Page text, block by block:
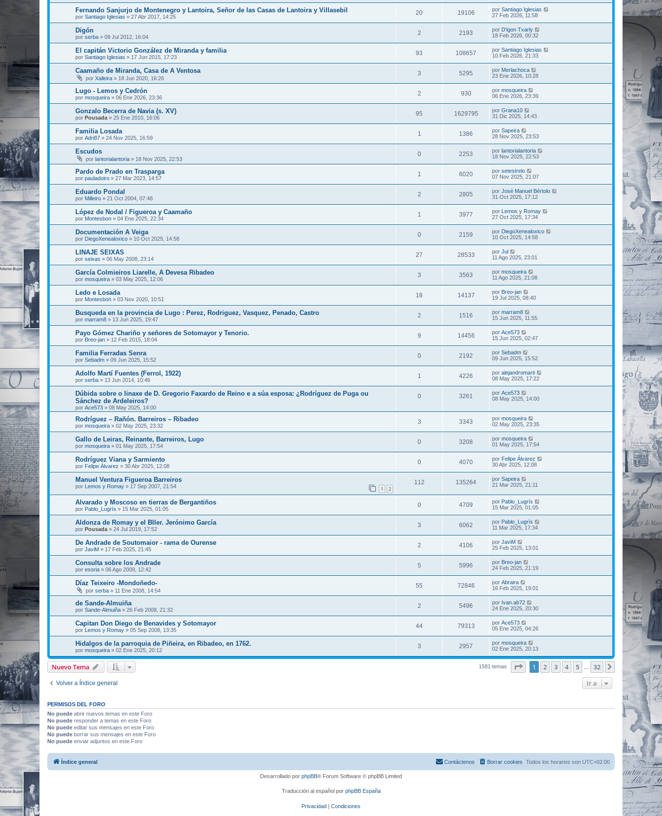
Fernando Sanjurjo de Montenegro y Lantoira, Señor de las Casas de Lantoira y Villasebil
por Santiago Iglesias » 27 Abr 2017, 14:25
20 19106 por Santiago Iglesias
27 Feb 2026, 11:58
Digón
por serba » 09 Jul 2012, 16:04
2 2193 por D'igon Txarly
18 Feb 2026, 00:32
El capitán Victorio González de Miranda y familia
por Santiago Iglesias » 17 Jun 2015, 17:23
93 108657 por Santiago Iglesias
10 Feb 2026, 21:33
Caamaño de Miranda, Casa de A Ventosa
por Xalleira » 18 Jun 2020, 16:26
3 5295 por Merlachoca
23 Ene 2026, 10:28
Lugo - Lemos y Cedrón
por mosqueira » 06 Ene 2026, 23:36
2 930 por mosqueira
06 Ene 2026, 23:39
Gonzalo Becerra de Navia (s. XV)
por Pousada » 25 Ene 2010, 16:06
95 1629795 por Grana10
31 Dic 2025, 14:43
Familia Losada
por Adri87 » 24 Nov 2025, 16:59
1 1386 por Sapeira
28 Nov 2025, 23:53
Escudos
por lantorialantoria » 18 Nov 2025, 22:53
0 2253 por lantorialantoria
18 Nov 2025, 22:53
Pardo de Prado en Trasparga
por pauladoiro » 27 Mar 2023, 14:57
1 6020 por setestrelo
07 Nov 2025, 21:07
Eduardo Pondal
por Milleiro » 21 Oct 2004, 07:48
2 2805 por José Manuel Bértolo
31 Oct 2025, 17:12
López de Nodal / Figueroa y Caamaño
por Montesbon » 04 Ene 2025, 22:34
1 3977 por Lemos y Romay
27 Oct 2025, 17:34
Documentación A Veiga
por DiegoXenealoxico » 10 Oct 2025, 14:58
0 2159 por DiegoXenealoxico
10 Oct 2025, 14:58
LINAJE SEIXAS
por seixas » 06 May 2008, 23:14
27 28533 por Jul
11 Ago 2025, 23:01
García Colmieiros Liarelle, A Devesa Ribadeo
por mosqueira » 03 May 2025, 12:06
3 3563 por mosqueira
11 Ago 2025, 21:08
Ledo e Losada
por Montesbon » 03 Nov 2020, 10:51
18 14137 por Breo-jan
19 Jul 2025, 08:40
Busqueda en la provincia de Lugo : Perez, Rodriguez, Vasquez, Penado, Castro
por marram8 » 13 Jun 2025, 19:47
2 1516 por marram8
15 Jun 2025, 11:55
Payo Gómez Chariño y señores de Sotomayor y Tenorio.
por Breo-jan » 12 Feb 2015, 18:04
9 14456 por Ace573
15 Jun 2025, 02:47
Familia Ferradas Senra
por Sebadm » 09 Jun 2025, 15:52
0 2192 por Sebadm
09 Jun 2025, 15:52
Adolfo Martí Fuentes (Ferrol, 1922)
por serba » 13 Jun 2014, 10:46
1 4226 por alejandromarti
08 May 2025, 17:22
Dúbida sobre o linaxe de D. Gregorio Faxardo de Reino e a súa esposa: ¿Rodríguez de Puga ou
Sánchez de Ardeleiros?
por Ace573 » 08 May 2025, 14:00
0 3261 por Ace573
08 May 2025, 14:00
Rodríguez – Rañón. Barreiros – Ribadeo
por mosqueira » 02 May 2025, 23:32
3 3343 por mosqueira
02 May 2025, 23:35
Gallo de Leiras, Reinante, Barreiros, Lugo
por mosqueira » 01 May 2025, 17:54
0 3208 por mosqueira
01 May 2025, 17:54
Rodríguez Viana y Sarmiento
por Felipe Álvarez » 30 Abr 2025, 12:08
0 4070 por Felipe Álvarez
30 Abr 2025, 12:08
Manuel Ventura Figueroa Barreiros
por Lemos y Romay » 17 Sep 2007, 21:54 1 2
112 135264 por Sapeira
21 Mar 2025, 21:11
Alvarado y Moscoso en tierras de Bergantiños
por Pablo_Lugrís » 15 Mar 2025, 01:05
0 4709 por Pablo_Lugrís
15 Mar 2025, 01:05
Aldonza de Romay y el Bller. Jerónimo García
por Pousada » 24 Jul 2019, 17:52
3 6062 por Pablo_Lugrís
11 Mar 2025, 17:34
De Andrade de Soutomaior - rama de Ourense
por JaviM » 17 Feb 2025, 21:45
2 4106 por JaviM
25 Feb 2025, 13:01
Consulta sobre los Andrade
por esoria » 06 Ago 2009, 12:42
5 5996 por Breo-jan
24 Feb 2025, 21:19
Díaz Teixeiro -Mondoñedo-
por serba » 11 Ene 2008, 14:54
55 72846 por Abraira
16 Feb 2025, 19:01
de Sande-Almuiña
por Sande-Almuiña » 26 Feb 2008, 21:32
2 5496 por Ivan.ab72
24 Ene 2025, 20:30
Capitan Don Diego de Benavides y Sotomayor
por Lemos y Romay » 05 Sep 2008, 13:35
44 79313 por Ace573
05 Ene 2025, 04:26
Hidalgos de la parroquia de Piñeira, en Ribadeo, en 1762.
por mosqueira » 02 Ene 2025, 20:12
3 2957 por mosqueira
02 Ene 2025, 20:13
Nuevo Tema 1581 temas Página1 de 32
1 2 3 4 5 32 Siguiente
Volver a Índice general Ir a
PERMISOS DEL FORO
No puede abrir nuevos temas en este Foro
No puede responder a temas en este Foro
No puede editar sus mensajes en este Foro
No puede borrar sus mensajes en este Foro
No puede enviar adjuntos en este Foro
Índice general Todos los horarios son UTC+02:00
Borrar cookies
Contáctenos
Desarrollado por phpBB® Forum Software © phpBB Limited
Traducción al español por phpBB España
Privacidad | Condiciones